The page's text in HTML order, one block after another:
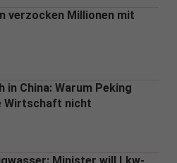
verzocken Millionen mit
in China: Warum Peking
Wirtschaft nicht